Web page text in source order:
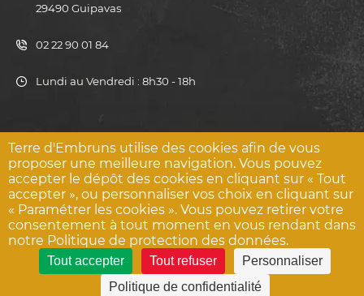
29490 Guipavas
02 22 90 01 84
Lundi au Vendredi : 8h30 - 18h
© Terre d’Embruns 2022
Mentions légales et politique de confidentialité
Contact
Terre d'Embruns utilise des cookies afin de vous
proposer une meilleure navigation. Vous pouvez
accepter le dépôt des cookies en cliquant sur « Tout
accepter », ou personnaliser vos choix en cliquant sur
« Paramétrer les cookies ». Vous pouvez retirer votre
consentement à tout moment en vous rendant dans
notre Politique de protection des données.
Tout accepter Tout refuser
Personnaliser
Politique de confidentialité